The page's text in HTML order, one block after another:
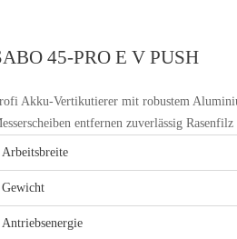
45-PRO E V PUSH
Akku-Vertikutierer mit robustem
entfernen zuverlässig Rasenfilz
Arbeitsbreite
Gewicht
Antriebsenergie